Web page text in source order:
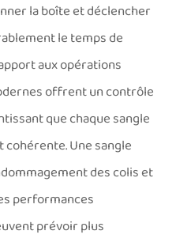
la boîte et déclencher
le temps de
aux opérations
offrent un contrôle
que chaque sangle
Une sangle
des colis et
performances
prévoir plus